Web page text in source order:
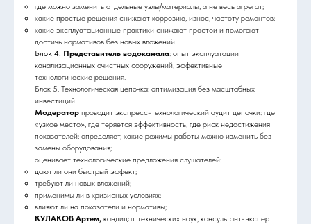
где можно заменить отдельные узлы/материалы, а не весь агрегат;
какие простые решения снижают коррозию, износ, частоту ремонтов;
какие эксплуатационные практики снижают простои и помогают
достичь нормативов без новых вложений.
Блок 4. Представитель водоканала: опыт эксплуатации
канализационных очистных сооружений, эффективные
технологические решения.
Блок 5. Технологическая цепочка: оптимизация без масштабных
инвестиций
Модератор проводит экспресс-технологический аудит цепочки: где
«узкое место», где теряется эффективность, где риск недостижения
показателей; определяет, какие режимы работы можно изменить без
замены оборудования;
оценивает технологические предложения слушателей:
дают ли они быстрый эффект;
требуют ли новых вложений;
применимы ли в кризисных условиях;
влияют ли на показатели и нормативы;
КУЛАКОВ Артем, кандидат технических наук, консультант-эксперт